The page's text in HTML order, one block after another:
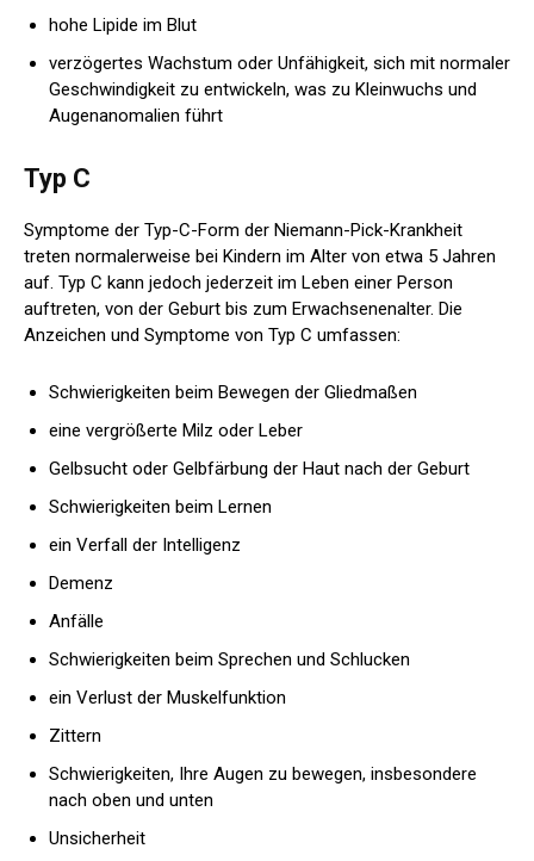
hohe Lipide im Blut
verzögertes Wachstum oder Unfähigkeit, sich mit normaler
Geschwindigkeit zu entwickeln, was zu Kleinwuchs und
Augenanomalien führt
Typ C
Symptome der Typ-C-Form der Niemann-Pick-Krankheit
treten normalerweise bei Kindern im Alter von etwa 5 Jahren
auf. Typ C kann jedoch jederzeit im Leben einer Person
auftreten, von der Geburt bis zum Erwachsenenalter. Die
Anzeichen und Symptome von Typ C umfassen:
Schwierigkeiten beim Bewegen der Gliedmaßen
eine vergrößerte Milz oder Leber
Gelbsucht oder Gelbfärbung der Haut nach der Geburt
Schwierigkeiten beim Lernen
ein Verfall der Intelligenz
Demenz
Anfälle
Schwierigkeiten beim Sprechen und Schlucken
ein Verlust der Muskelfunktion
Zittern
Schwierigkeiten, Ihre Augen zu bewegen, insbesondere
nach oben und unten
Unsicherheit